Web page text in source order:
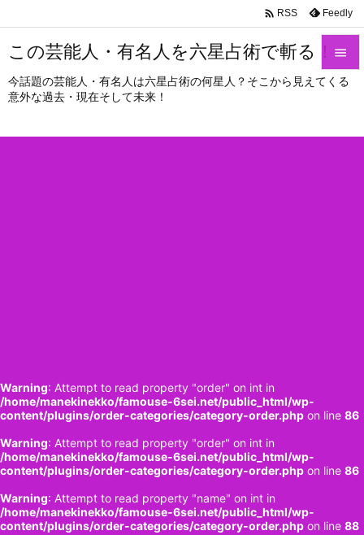
この芸能人・有名人を六星占術で斬る！
今話題の芸能人・有名人は六星占術の何星人？そこから見えてくる
意外な過去・現在そして未来！
Warning: Attempt to read property "order" on int in
/home/manekinekko/famouse-6sei.net/public_html/wp-
content/plugins/order-categories/category-order.php on line 86
Warning: Attempt to read property "order" on int in
/home/manekinekko/famouse-6sei.net/public_html/wp-
content/plugins/order-categories/category-order.php on line 86
Warning: Attempt to read property "name" on int in
/home/manekinekko/famouse-6sei.net/public_html/wp-
content/plugins/order-categories/category-order.php on line 88


 RSS Feedly